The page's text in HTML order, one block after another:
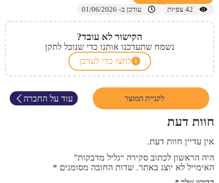
42 צפיות עודכן ב- 01/06/2026
הקישור לא עובד?
נשמח שתעדכנו אותנו כדי שנוכל לתקן
לחצו כדי לעדכן
לקניית המוצר עוד על החברה
חוות דעת
אין עדיין חוות דעת.
היה הראשון לכתוב סקירה “גליל מדבקות”
האימייל לא יוצג באתר. שדות החובה מסומנים *